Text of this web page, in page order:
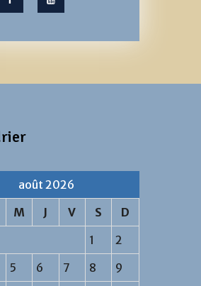
août 2026
M J V S
D
1
2
5 6 7 8 9